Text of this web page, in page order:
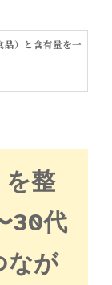
を整
30代
なが